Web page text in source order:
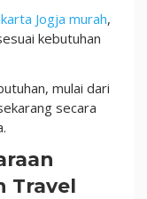
Jogja murah,
kebutuhan
mulai dari
secara
Travel